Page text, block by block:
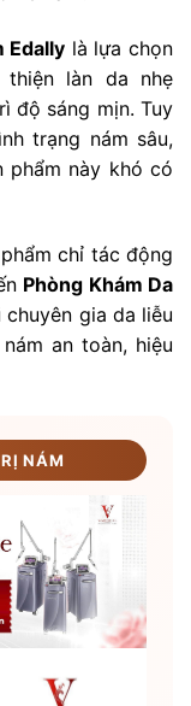
Edally là lựa chọn
làn da nhẹ
độ sáng mịn. Tuy
trạng nám sâu,
phẩm này khó có
chỉ tác động
Phòng Khám Da
gia da liễu
an toàn, hiệu
NÁM